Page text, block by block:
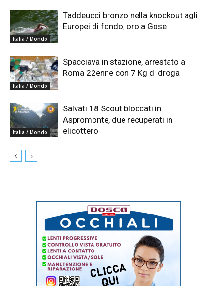
Italia / Mondo
Taddeucci bronzo nella knockout agli
Europei di fondo, oro a Gose
Italia / Mondo
Spacciava in stazione, arrestato a
Roma 22enne con 7 Kg di droga
Italia / Mondo
Salvati 18 Scout bloccati in
Aspromonte, due recuperati in
elicottero